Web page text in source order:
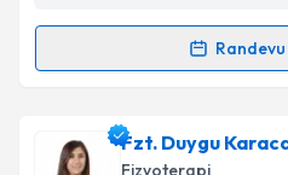
Randevu Takvimi
Fzt. Atakan Horozoğlu
oluşturun. Size bu
Fzt. Duygu
Fizyoterapi